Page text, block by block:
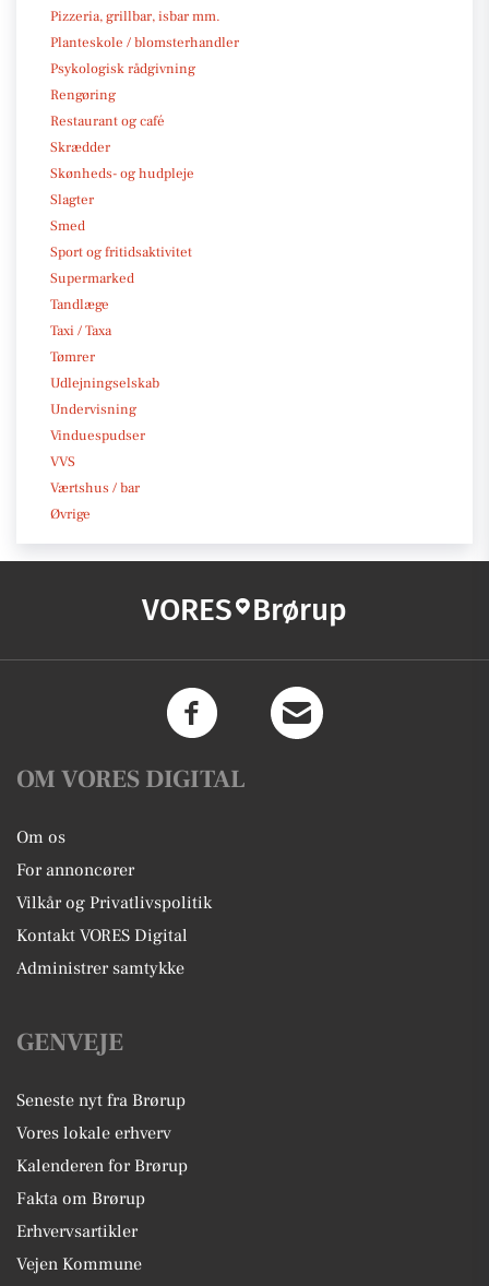
Pizzeria, grillbar, isbar mm.
Planteskole / blomsterhandler
Psykologisk rådgivning
Rengøring
Restaurant og café
Skrædder
Skønheds- og hudpleje
Slagter
Smed
Sport og fritidsaktivitet
Supermarked
Tandlæge
Taxi / Taxa
Tømrer
Udlejningselskab
Undervisning
Vinduespudser
VVS
Værtshus / bar
Øvrige
VORES Brørup
OM VORES DIGITAL
Om os
For annoncører
Vilkår og Privatlivspolitik
Kontakt VORES Digital
Administrer samtykke
GENVEJE
Seneste nyt fra Brørup
Vores lokale erhverv
Kalenderen for Brørup
Fakta om Brørup
Erhvervsartikler
Vejen Kommune